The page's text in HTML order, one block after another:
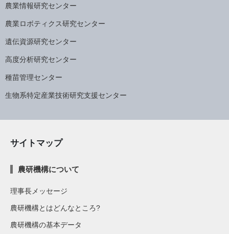
農業情報研究センター
農業ロボティクス研究センター
遺伝資源研究センター
高度分析研究センター
種苗管理センター
生物系特定産業技術研究支援センター
サイトマップ
農研機構について
理事長メッセージ
農研機構とはどんなところ?
農研機構の基本データ